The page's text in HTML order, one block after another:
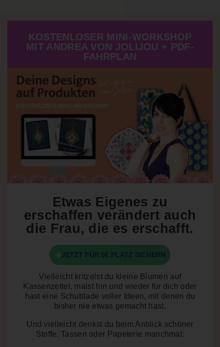
Etwas Eigenes zu
erschaffen verändert auch
die Frau, die es erschafft.
JETZT FÜR 0€ PLATZ SICHERN
Vielleicht kritzelst du kleine Blumen auf
Kassenzettel, malst hin und wieder für dich oder
hast eine Schublade voller Ideen, mit denen du
bisher nie etwas gemacht hast.
Und vielleicht denkst du beim Anblick schöner
Stoffe, Tassen oder Papeterie manchmal:
KOSTENLOSER MINI-WORKSHOP
MIT ANDREA VON JOLIJOU + PDF-
FAHRPLAN